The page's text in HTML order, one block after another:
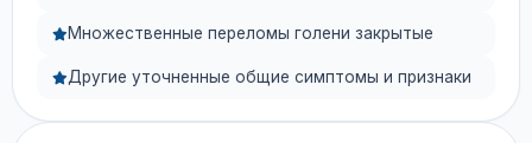
Множественные переломы голени закрытые
Другие уточненные общие симптомы и признаки